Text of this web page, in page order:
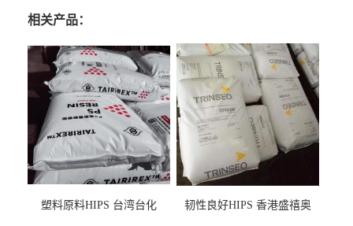
相关产品：
塑料原料HIPS 台湾台化
韧性良好HIPS 香港盛禧奥